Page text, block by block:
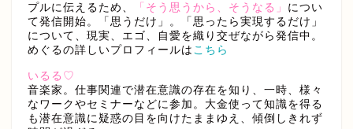
プルに伝えるため、
「そう思うから、そうなる」 につい
て発信開始。「思うだけ」。「思ったら実現するだけ」
について、現実、エゴ、自愛を織り交ぜながら発信中。
めぐるの詳しいプロフィールは こちら
いるる♡
音楽家。仕事関連で潜在意識の存在を知り、一時、様々
なワークやセミナーなどに参加。大金使って知識を得る
も潜在意識に疑惑の目を向けたままゆえ、傾倒しきれず